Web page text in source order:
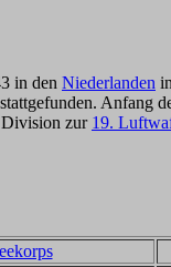
in den Niederlanden
Anfang
zur 19.